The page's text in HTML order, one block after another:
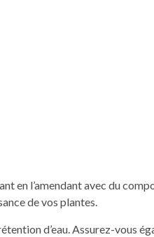
en l’amendant avec du
de vos plantes.
d’eau. Assurez-vous